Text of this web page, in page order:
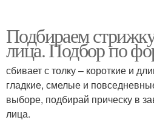
Подбираем
лица. Подбор по
сбивает с толку – короткие и
гладкие, смелые и
выборе, подбирай прическу в
лица.